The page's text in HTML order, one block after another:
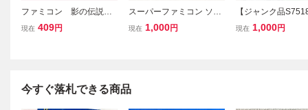
ファミコン 影の伝説
箱 説明書付属
現在 409円
スーパーファミコン ソフ
ト 12本セット 一部箱付き
現在 1,000円
【ジャンク品
ファミコン ソフト
現在 1,000円
今すぐ落札できる商品